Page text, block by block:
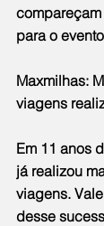
para o
Maxmilhas:
viagens
Em 11 anos
já realizou
viagens.
desse